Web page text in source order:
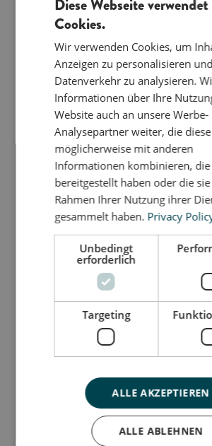
Mama und Papa.
Die Friends ermöglichen vier
Schaukelrichtungen, die den
von Baby bis Kind fördern und
Baby wird es lieben, in der
liegen und sanft vor und zurück zu
während Nacken und Rücken
Die Friends dienen auch als kleiner
schaukelnder Hocker, die sich in
Hauses wunderbar integrieren
die Kinder schlafen und du im
trainierst, sind die Friends der
Trainingspartner, den du dir
Sådan plejer du mig
Diese Webseite verwendet
Cookies.
Wir verwenden Cookies, um
Anzeigen zu personalisieren
Datenverkehr zu analysieren.
Informationen über Ihre
Website auch an unsere
Analysepartner weiter, die diese
möglicherweise mit anderen
Informationen kombinieren, die
bereitgestellt haben oder die
Rahmen Ihrer Nutzung ihrer
gesammelt haben. Privacy
Unbedingt
erforderlich
Targeting
ALLE AKZEPTIEREN
ALLE ABLEHNEN